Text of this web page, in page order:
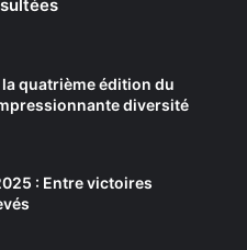
quatrième édition du
diversité
: Entre victoires